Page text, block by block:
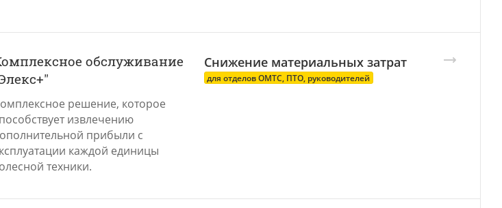
обслуживание
решение, которое
извлечению
прибыли с
каждой единицы
техники.
Снижение материальных затрат
для отделов ОМТС, ПТО, руководителей